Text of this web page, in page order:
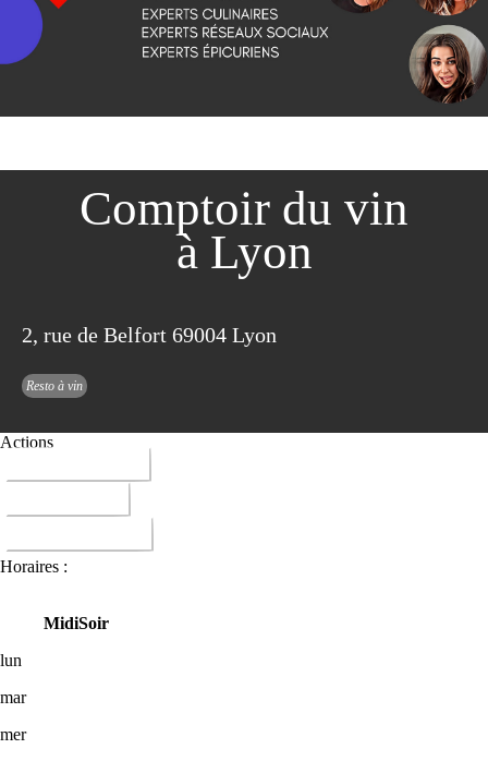
Comptoir du vin
à Lyon
2, rue de Belfort 69004 Lyon
Resto à vin
Actions
Horaires :
MidiSoir
lun
mar
mer